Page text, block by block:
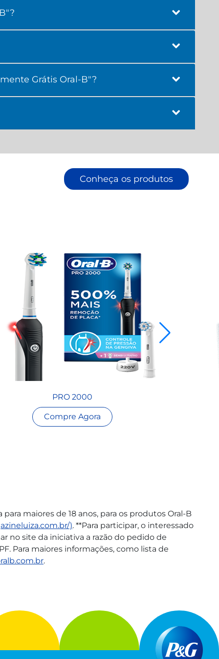
Grátis Oral-B"?
Conheça os produtos
PRO 2000
Compre Agora
maiores de 18 anos, para os produtos Oral-B
com.br/). **Para participar, o interessado
no site da iniciativa a razão do pedido de
Para maiores informações, como lista de
.